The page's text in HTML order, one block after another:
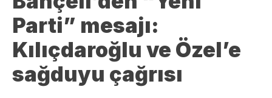
Parti” mesajı:
Kılıçdaroğlu ve Özel’e
sağduyu çağrısı